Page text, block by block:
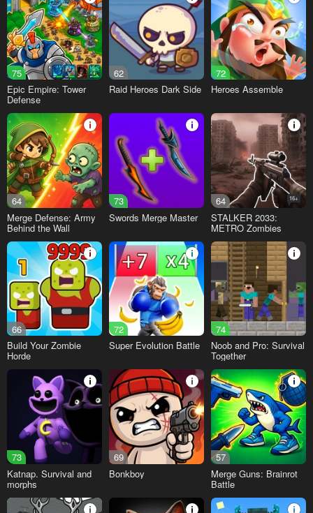
75
Epic Empire: Tower
Defense
62
Raid Heroes Dark Side
72
Heroes Assemble
64
Merge Defense: Army
Behind the Wall
73
Swords Merge Master
64 16+
STALKER 2033:
METRO Zombies
66
Build Your Zombie
Horde
72
Super Evolution Battle
74
Noob and Pro: Survival
Together
73
Katnap. Survival and
morphs
69
Bonkboy
57
Merge Guns: Brainrot
Battle